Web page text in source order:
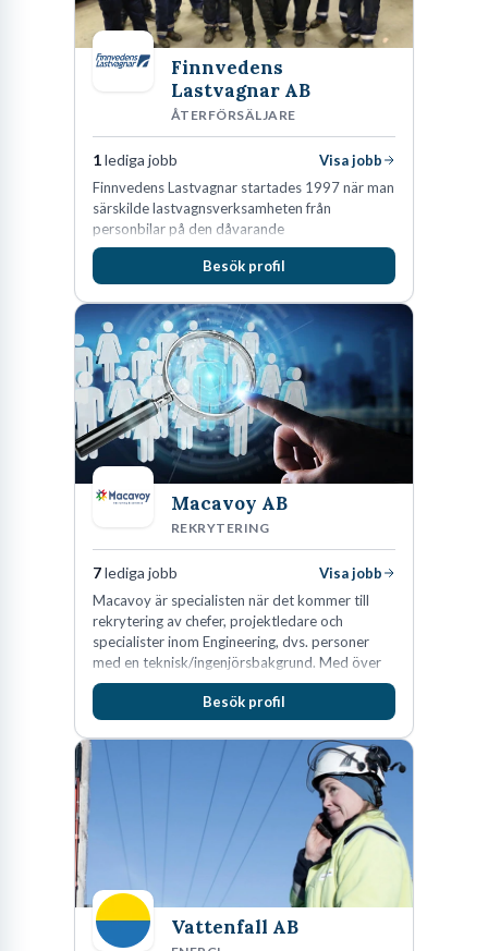
Finnvedens
Lastvagnar AB
ÅTERFÖRSÄLJARE
1lediga jobb
Visa jobb
Finnvedens Lastvagnar startades 1997 när man
särskilde lastvagnsverksamheten från
personbilar på den dåvarande
huvudanläggningen i Värnamo. Sedan dess har
man expanderat kraftigt genom ett antal
den största privata återförsäljaren av Volvo
Lastvagnar och finns representerade på 20
orter i södra Sverige.
Besök profil
Macavoy AB
REKRYTERING
7lediga jobb
Visa jobb
Macavoy är specialisten när det kommer till
rekrytering av chefer, projektledare och
specialister inom Engineering, dvs. personer
med en teknisk/ingenjörsbakgrund. Med över
15 års erfarenhet och 400 lyckade
rekryteringar kan Macavoy erbjuda
konsultation i en rekrytering som gör skillnad.
Besök profil
Vattenfall AB